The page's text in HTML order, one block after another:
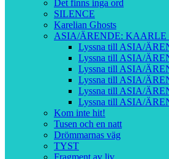
Det finns inga ord
SILENCE
Karelian Ghosts
ASIA/ÄRENDE:
Lyssna till ASIA/
Lyssna till ASIA/
Lyssna till ASIA/
Lyssna till ASIA/
Lyssna till ASIA/
Lyssna till ASIA/
Kom inte hit!
Tusen och en natt
Drömmarnas väg
TYST
Fragment av liv